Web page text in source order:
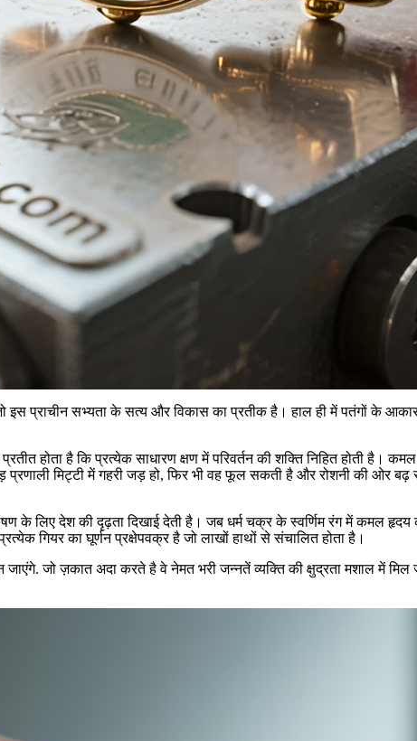
इस प्राचीन सभ्यता के सत्य और विकास का प्रतीक है। हाल ही में पतंगों के
होता है कि प्रत्येक साधारण क्षण में परिवर्तन की शक्ति निहित होती है।
प्रणाली मिट्टी में गहरी जड़ हो, फिर भी वह फूल सकती है और रोशनी की ओर
के लिए देश की दृढ़ता दिखाई देती है। जब धर्म चक्र के स्वर्णिम रंग में कमल हृदय
गियर का घूर्णन प्रक्षेपवक्र है जो लाखों हाथों से संचालित होता है।
जाएंगे. जो ज़कात अदा करते है वे नेमत भरी जन्नतें व्यक्ति की क्षुद्रता मशाल में